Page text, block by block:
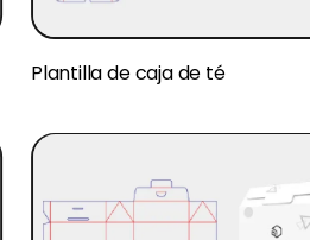
Plantilla de caja de té